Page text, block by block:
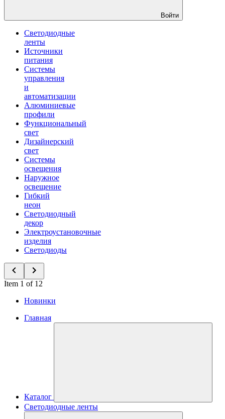
Войти
Светодиодные
ленты
Источники
питания
Системы
управления
и
автоматизации
Алюминиевые
профили
Функциональный
свет
Дизайнерский
свет
Системы
освещения
Наружное
освещение
Гибкий
неон
Светодиодный
декор
Электроустановочные
изделия
Светодиоды
Item 1 of 12
Новинки
Главная
Каталог
Светодиодные ленты